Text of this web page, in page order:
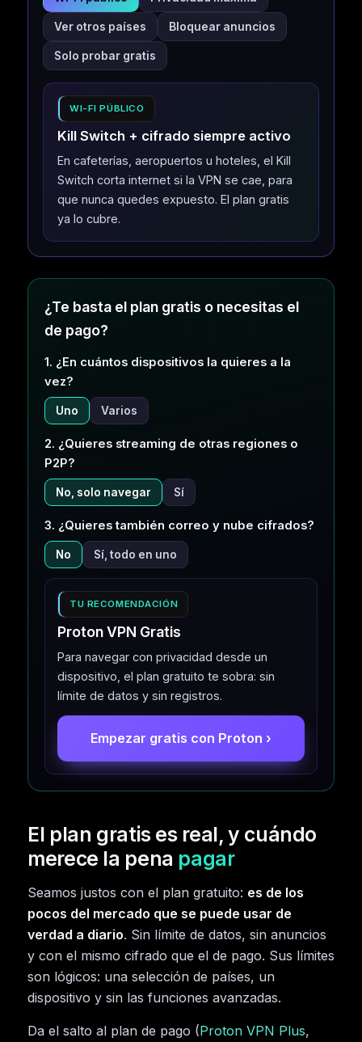
Ver otros países Bloquear anuncios
Solo probar gratis
WI-FI PÚBLICO
Kill Switch + cifrado siempre activo
En cafeterías, aeropuertos u hoteles, el Kill
Switch corta internet si la VPN se cae, para
que nunca quedes expuesto. El plan gratis
ya lo cubre.
¿Te basta el plan gratis o necesitas el
de pago?
1. ¿En cuántos dispositivos la quieres a la
vez?
Uno Varios
2. ¿Quieres streaming de otras regiones o
P2P?
No, solo navegar Sí
3. ¿Quieres también correo y nube cifrados?
No Sí, todo en uno
TU RECOMENDACIÓN
Proton VPN Gratis
Para navegar con privacidad desde un
dispositivo, el plan gratuito te sobra: sin
límite de datos y sin registros.
Empezar gratis con Proton ›
El plan gratis es real, y cuándo
merece la pena pagar
Seamos justos con el plan gratuito: es de los
pocos del mercado que se puede usar de
verdad a diario. Sin límite de datos, sin anuncios
y con el mismo cifrado que el de pago. Sus límites
son lógicos: una selección de países, un
dispositivo y sin las funciones avanzadas.
Da el salto al plan de pago (Proton VPN Plus,